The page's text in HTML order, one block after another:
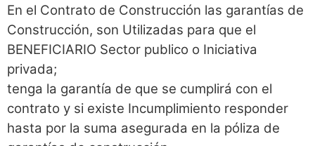
En el Contrato de Construcción las garantías de
Construcción, son Utilizadas para que el
BENEFICIARIO Sector publico o Iniciativa
privada;
tenga la garantía de que se cumplirá con el
contrato y si existe Incumplimiento responder
hasta por la suma asegurada en la póliza de